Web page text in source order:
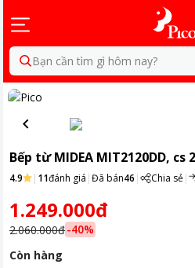
Bạn cần tìm gì hôm nay?
Bếp từ MIDEA MIT2120DD, cs
4.9 | 11đánh giá |Đã bán46 | Chia sẻ|
1.249.000đ
2.060.000đ-40%
Còn hàng